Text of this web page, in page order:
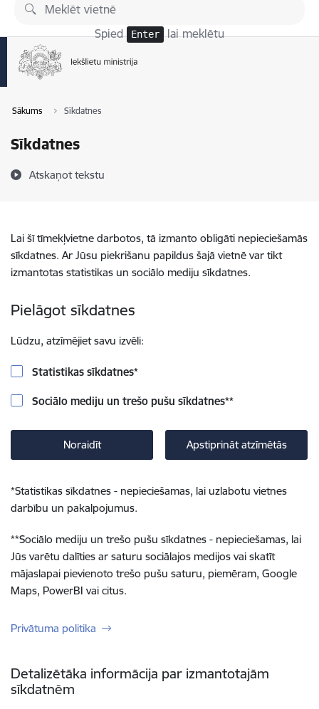
Pāriet uz lapas saturu
Spied Enter lai meklētu
Sākums Sīkdatnes
Sīkdatnes
Atskaņot tekstu
Lai šī tīmekļvietne darbotos, tā izmanto obligāti nepieciešamās
sīkdatnes. Ar Jūsu piekrišanu papildus šajā vietnē var tikt
izmantotas statistikas un sociālo mediju sīkdatnes.
Pielāgot sīkdatnes
Lūdzu, atzīmējiet savu izvēli:
Statistikas sīkdatnes*
Sociālo mediju un trešo pušu sīkdatnes**
Noraidīt Apstiprināt atzīmētās
*Statistikas sīkdatnes - nepieciešamas, lai uzlabotu vietnes
darbību un pakalpojumus.
**Sociālo mediju un trešo pušu sīkdatnes - nepieciešamas, lai
Jūs varētu dalīties ar saturu sociālajos medijos vai skatīt
mājaslapai pievienoto trešo pušu saturu, piemēram, Google
Maps, PowerBI vai citus.
Privātuma politika
Detalizētāka informācija par izmantotajām
sīkdatnēm